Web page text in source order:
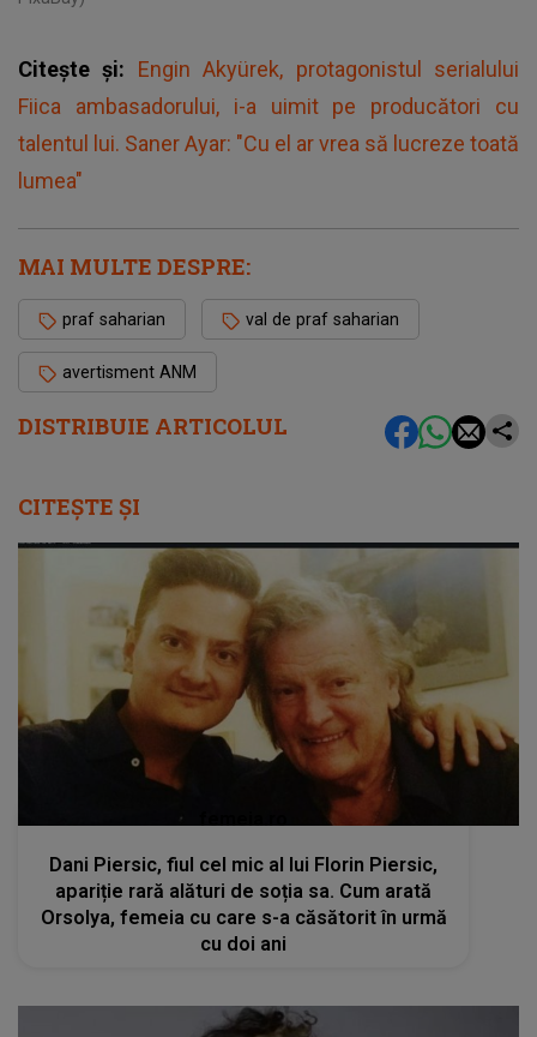
DISTRIBUIE ARTICOLUL
Citește și: Engin Akyürek, protagonistul serialului
Fiica ambasadorului, i-a uimit pe producători cu
talentul lui. Saner Ayar: "Cu el ar vrea să lucreze toată
lumea"
MAI MULTE DESPRE:
praf saharian val de praf saharian
avertisment ANM
CITEȘTE ȘI
Dani Piersic, fiul cel mic al lui Florin Piersic,
apariție rară alături de soția sa. Cum arată
Orsolya, femeia cu care s-a căsătorit în urmă
cu doi ani